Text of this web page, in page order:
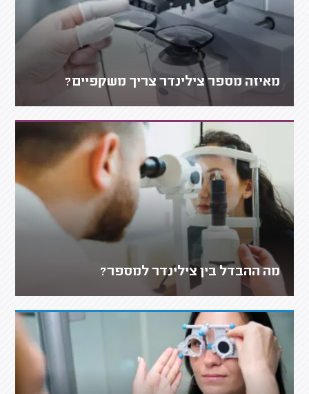
מאיזה מספר צילינדר צריך משקפיים?
מה ההבדל בין צילינדר למספר?